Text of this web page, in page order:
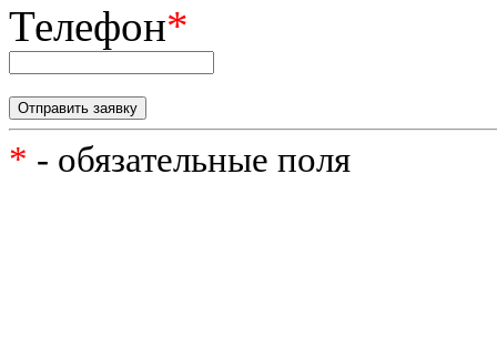
Телефон*
* - обязательные поля